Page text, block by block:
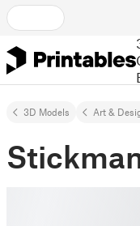
3D Models Art &